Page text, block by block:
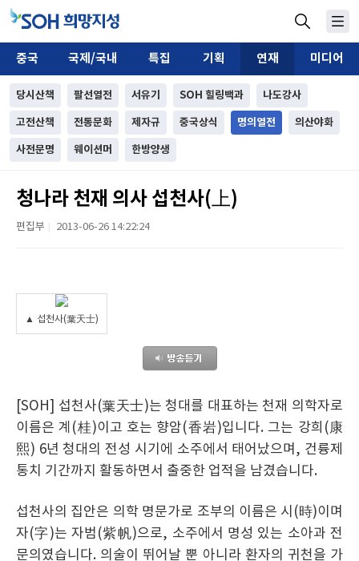
중국 국제/국내 특집 기획 연재 미디어
당시산책 팔선열전 서유기 SOH 힐링백과 나도강사
고전산책 전통문화 제자규 중국상식 명의열전 의산야화
사전문명 웨이션머 한방양생
청나라 천재 의사 섭천사(上)
편집부 2013-06-26 14:22:24
▲ 섭천사(葉天士)
[SOH] 섭천사(葉天士)는 청대를 대표하는 천재 의학자로
이름은 계(桂)이고 호는 향암(香岩)입니다. 그는 강희(康
熙) 6년 청대의 전성 시기에 소주에서 태어났으며, 건륭제
통치 기간까지 활동하면서 출중한 업적을 남겼습니다.
섭천사의 집안은 의학 명문가로 조부의 이름은 시(時)이며
자(字)는 자범(紫帆)으로, 소주에서 명성 있는 소아과 전
문의였습니다. 의술이 뛰어날 뿐 아니라 환자의 귀천을 가